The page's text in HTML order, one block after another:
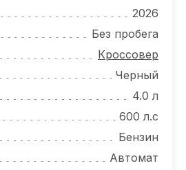
2026
Без пробега
Кроссовер
Черный
4.0 л
600 л.с
Бензин
Автомат